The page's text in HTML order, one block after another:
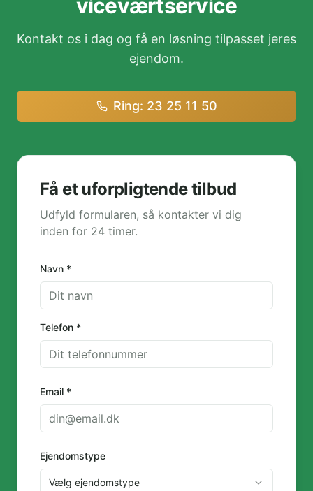
viceværtservice
Kontakt os i dag og få en løsning tilpasset jeres
ejendom.
Ring: 23 25 11 50
Få et uforpligtende tilbud
Udfyld formularen, så kontakter vi dig
inden for 24 timer.
Navn *
Telefon *
Email *
Ejendomstype
Vælg ejendomstype